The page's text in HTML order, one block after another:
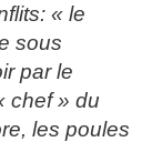
« le
sous
par le
chef » du
les poules